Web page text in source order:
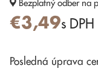
Bezplatný odber na
€3,49s DPH
Posledná úprava